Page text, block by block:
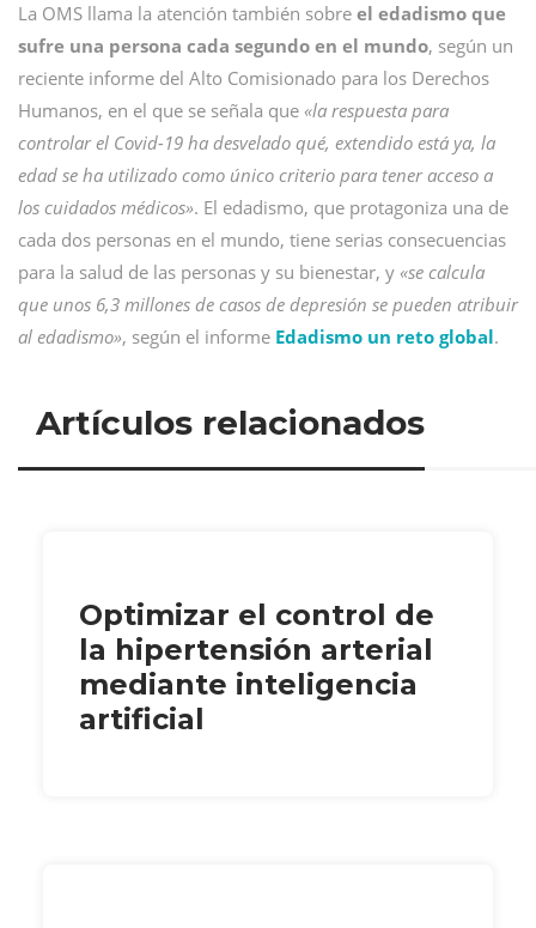
La OMS llama la atención también sobre el edadismo que
sufre una persona cada segundo en el mundo, según un
reciente informe del Alto Comisionado para los Derechos
Humanos, en el que se señala que «la respuesta para
controlar el Covid-19 ha desvelado qué, extendido está ya, la
edad se ha utilizado como único criterio para tener acceso a
los cuidados médicos». El edadismo, que protagoniza una de
cada dos personas en el mundo, tiene serias consecuencias
para la salud de las personas y su bienestar, y «se calcula
que unos 6,3 millones de casos de depresión se pueden atribuir
al edadismo», según el informe Edadismo un reto global.
Artículos relacionados
Optimizar el control de
la hipertensión arterial
mediante inteligencia
artificial